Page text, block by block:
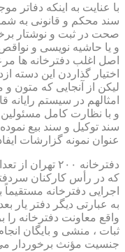
با عنایت به اینکه دفاتر
سند محکم و قانونی به
صحت در ثبت و نوشتار
و یا حاشیه نویسی و
اصل اغلب دفترخانه ها
اختیار گذاردن این دسته
لیکن از آنجایی که متون و
امثالهم در سیستم رایانه
و با نظارت کامل
سند توکیل و سند بیع
عنوان نمونه گزارشات
دفترخانه ۲۰۰
که در رأس کارکنان
اجرایی دفترخانه
به عبارتی دیگر دفتر یار
واقع معاونت دفترخانه را
ثبات ، منشی و بایگان
جنسیت مؤنث برخوردار